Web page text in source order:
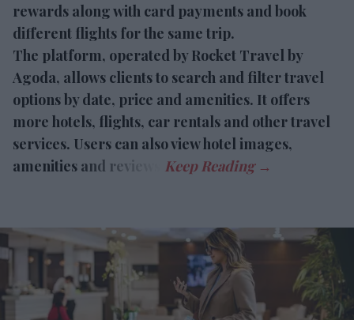
rewards along with card payments and book
different flights for the same trip.
The platform, operated by Rocket Travel by
Agoda, allows clients to search and filter travel
options by date, price and amenities. It offers
more hotels, flights, car rentals and other travel
services. Users can also view hotel images,
amenities and reviews.